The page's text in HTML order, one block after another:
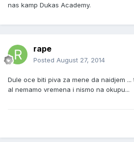
nas kamp Dukas Academy.
rape
Posted August 27, 2014
Dule oce biti piva za mene da naidjem
al nemamo vremena i nismo na okupu...